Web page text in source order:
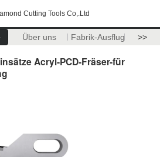
Cutting Tools Co,.Ltd
Über uns Fabrik-Ausflug >>
Acryl-PCD-Fräser-für